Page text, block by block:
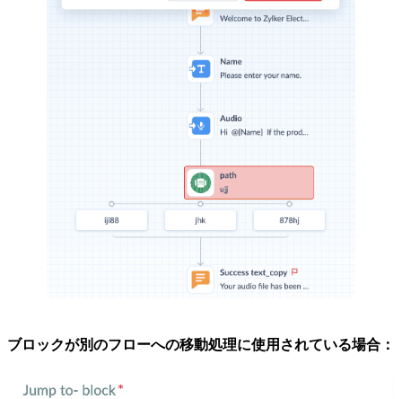
ブロックが別のフローへの移動処理に使用されている場合：